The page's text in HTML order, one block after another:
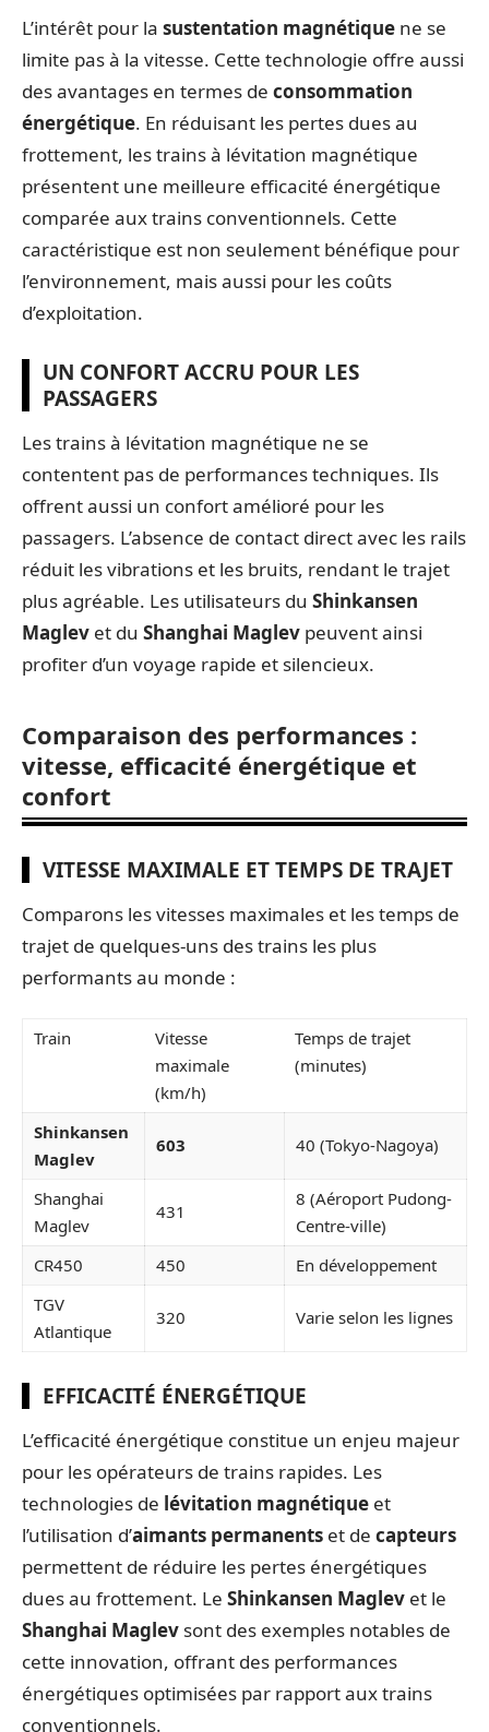
L’intérêt pour la sustentation magnétique ne se
limite pas à la vitesse. Cette technologie offre aussi
des avantages en termes de consommation
énergétique. En réduisant les pertes dues au
frottement, les trains à lévitation magnétique
présentent une meilleure efficacité énergétique
comparée aux trains conventionnels. Cette
caractéristique est non seulement bénéfique pour
l’environnement, mais aussi pour les coûts
d’exploitation.
UN CONFORT ACCRU POUR LES
PASSAGERS
Les trains à lévitation magnétique ne se
contentent pas de performances techniques. Ils
offrent aussi un confort amélioré pour les
passagers. L’absence de contact direct avec les rails
réduit les vibrations et les bruits, rendant le trajet
plus agréable. Les utilisateurs du Shinkansen
Maglev et du Shanghai Maglev peuvent ainsi
profiter d’un voyage rapide et silencieux.
Comparaison des performances :
vitesse, efficacité énergétique et
confort
VITESSE MAXIMALE ET TEMPS DE TRAJET
Comparons les vitesses maximales et les temps de
trajet de quelques-uns des trains les plus
performants au monde :
Train
Vitesse
maximale
(km/h)
Temps de trajet
(minutes)
Shinkansen
Maglev
603 40 (Tokyo-Nagoya)
Shanghai
Maglev
431
8 (Aéroport Pudong-
Centre-ville)
CR450
450
En développement
TGV
Atlantique
320 Varie selon les lignes
EFFICACITÉ ÉNERGÉTIQUE
L’efficacité énergétique constitue un enjeu majeur
pour les opérateurs de trains rapides. Les
technologies de lévitation magnétique et
l’utilisation d’aimants permanents et de capteurs
permettent de réduire les pertes énergétiques
dues au frottement. Le Shinkansen Maglev et le
Shanghai Maglev sont des exemples notables de
cette innovation, offrant des performances
énergétiques optimisées par rapport aux trains
conventionnels.